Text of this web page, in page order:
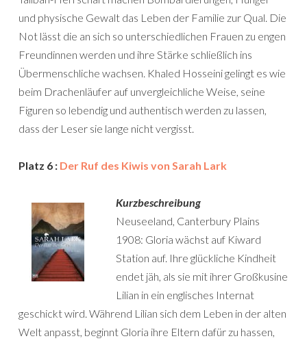
und physische Gewalt das Leben der Familie zur Qual. Die
Not lässt die an sich so unterschiedlichen Frauen zu engen
Freundinnen werden und ihre Stärke schließlich ins
Übermenschliche wachsen. Khaled Hosseini gelingt es wie
beim Drachenläufer auf unvergleichliche Weise, seine
Figuren so lebendig und authentisch werden zu lassen,
dass der Leser sie lange nicht vergisst.
Platz 6 : Der Ruf des Kiwis von Sarah Lark
Kurzbeschreibung
Neuseeland, Canterbury Plains
1908: Gloria wächst auf Kiward
Station auf. Ihre glückliche Kindheit
endet jäh, als sie mit ihrer Großkusine
Lilian in ein englisches Internat
geschickt wird. Während Lilian sich dem Leben in der alten
Welt anpasst, beginnt Gloria ihre Eltern dafür zu hassen,